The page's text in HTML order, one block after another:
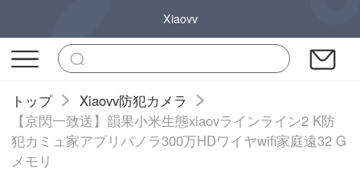
Xiaovv
トップ
Xiaovv防犯カメラ
【京閃一致送】韻果小米生態xiaovラインライン2 K防
犯カミュ家アプリパノラ300万HDワイヤwifi家庭遠32 G
メモリ